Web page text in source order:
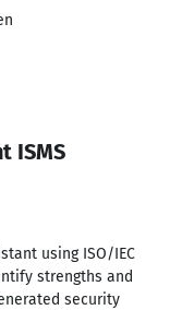
ISMS
using ISO/IEC
strengths and
security